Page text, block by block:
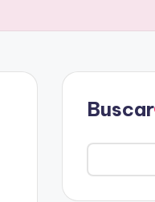
Buscar